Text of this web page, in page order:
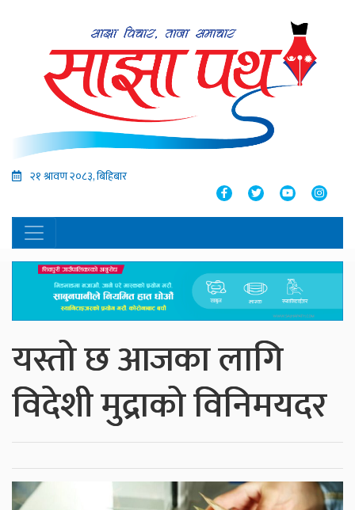
२१ श्रावण २०८३, बिहिबार
यस्तो छ आजका लागि
विदेशी मुद्राको विनिमयदर